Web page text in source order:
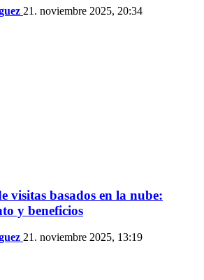
21. noviembre 2025, 20:34
visitas basados en la nube:
y beneficios
21. noviembre 2025, 13:19